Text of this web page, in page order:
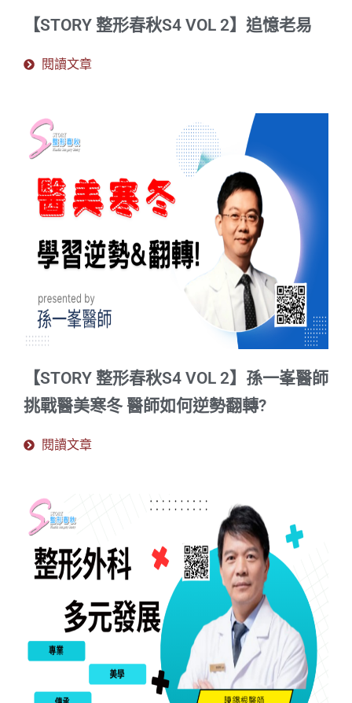
【STORY 整形春秋S4 VOL 2】追憶老易
閱讀文章
【STORY 整形春秋S4 VOL 2】孫一峯醫師
挑戰醫美寒冬 醫師如何逆勢翻轉?
閱讀文章